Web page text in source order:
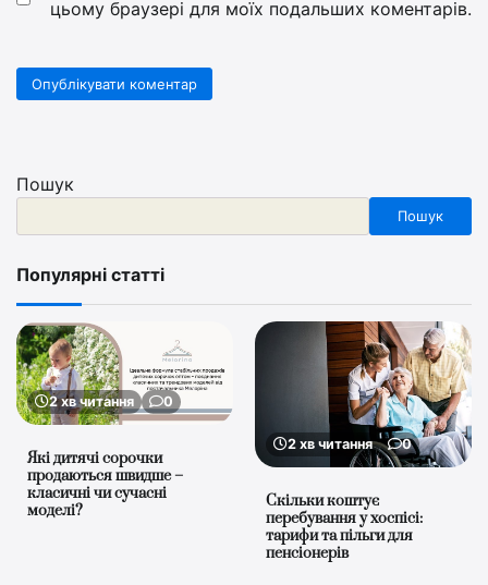
цьому браузері для моїх подальших коментарів.
Пошук
Пошук
Популярні статті
2 хв читання 0
Які дитячі сорочки
продаються швидше –
класичні чи сучасні
моделі?
2 хв читання 0
Скільки коштує
перебування у хоспісі:
тарифи та пільги для
пенсіонерів